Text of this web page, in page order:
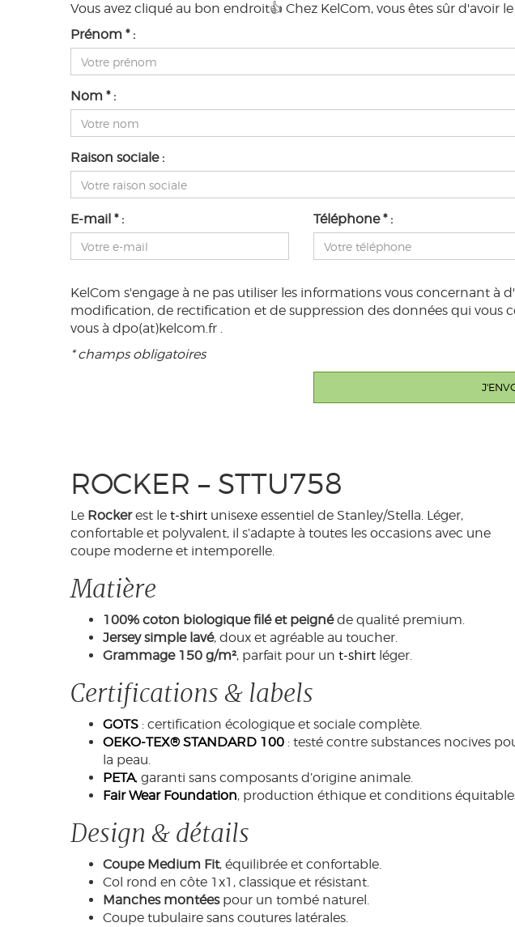
Vous avez cliqué au bon endroit👍 Chez KelCom, vous êtes sûr d'avoir
Prénom * :
Nom * :
Raison sociale :
E-mail * : Téléphone * :
KelCom s'engage à ne pas utiliser les informations vous concernant à
modification, de rectification et de suppression des données qui vous
vous à dpo(at)kelcom.fr .
* champs obligatoires
ROCKER – STTU758
Le Rockerest le t-shirt unisexe essentiel de Stanley/Stella. Léger,
confortable et polyvalent, il s’adapte à toutes les occasions avec une
coupe moderne et intemporelle.
Matière
100% coton biologique filé et peignéde qualité premium.
Jersey simple lavé, doux et agréable au toucher.
Grammage 150 g/m², parfait pour un t-shirt léger.
Certifications & labels
GOTS : certification écologique et sociale complète.
OEKO-TEX® STANDARD 100 : testé contre substances nocives
la peau.
PETA, garanti sans composants d’origine animale.
Fair Wear Foundation, production éthique et conditions
Design & détails
Coupe Medium Fit, équilibrée et confortable.
Col rond en côte 1x1, classique et résistant.
Manches montéespour un tombé naturel.
Coupe tubulaire sans coutures latérales.